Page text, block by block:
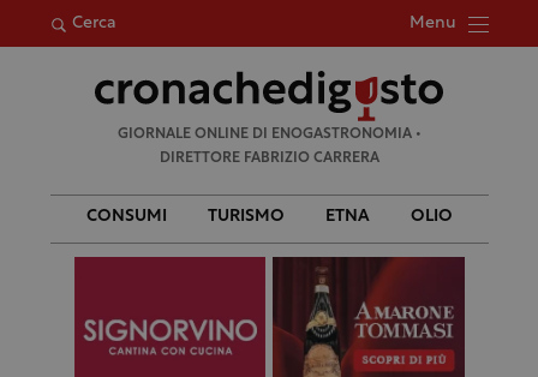
Cerca Menu
per:
GIORNALE ONLINE DI ENOGASTRONOMIA •
DIRETTORE FABRIZIO CARRERA
CONSUMI TURISMO ETNA OLIO